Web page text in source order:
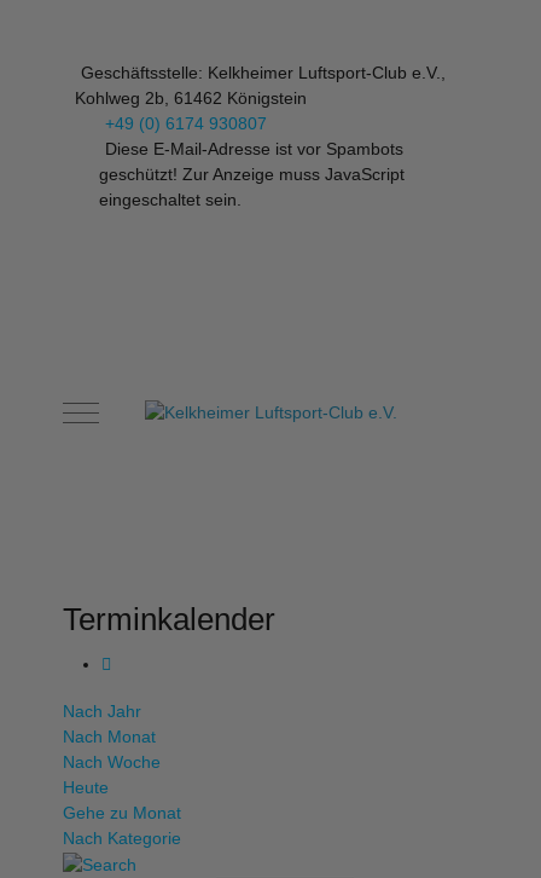
Geschäftsstelle: Kelkheimer Luftsport-Club e.V.,
Kohlweg 2b, 61462 Königstein
+49 (0) 6174 930807
Diese E-Mail-Adresse ist vor Spambots
geschützt! Zur Anzeige muss JavaScript
eingeschaltet sein.
Mobile Menu Toggle
Terminkalender
Nach Jahr
Nach Monat
Nach Woche
Heute
Gehe zu Monat
Nach Kategorie